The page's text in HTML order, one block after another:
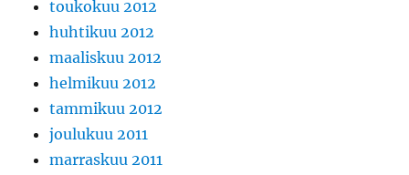
toukokuu 2012
huhtikuu 2012
maaliskuu 2012
helmikuu 2012
tammikuu 2012
joulukuu 2011
marraskuu 2011